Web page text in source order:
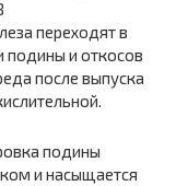
переходят в
подины и откосов
после выпуска
подины
и насыщается